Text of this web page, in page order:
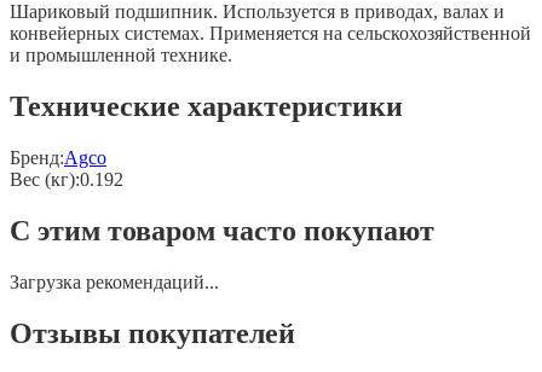
Шариковый подшипник. Используется в приводах, валах и
конвейерных системах. Применяется на сельскохозяйственной
и промышленной технике.
Технические характеристики
Бренд:Agco
Вес (кг):0.192
С этим товаром часто покупают
Загрузка рекомендаций...
Отзывы покупателей